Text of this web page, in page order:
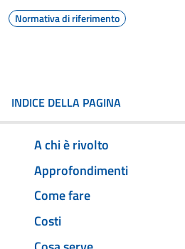
Normativa di riferimento
INDICE DELLA PAGINA
A chi è rivolto
Approfondimenti
Come fare
Costi